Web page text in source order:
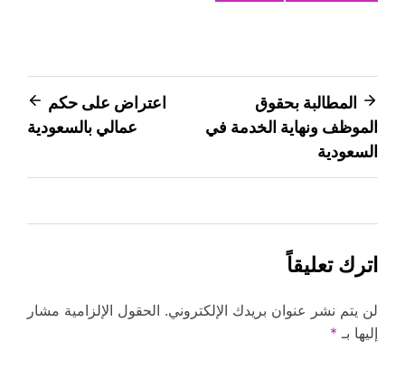
تصفّح
المقالات
المطالبة بحقوق
الموظف ونهاية الخدمة في
السعودية
اعتراض على حكم
عمالي بالسعودية
اترك تعليقاً
لن يتم نشر عنوان بريدك الإلكتروني. الحقول الإلزامية مشار
إليها بـ *